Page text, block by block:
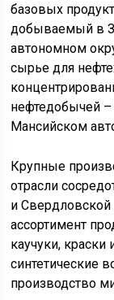
базовых
добываемый в
автономном
сырье для
нефтедобычей –
Мансийском
Крупные
отрасли
и Свердловской
ассортимент
каучуки,
синтетические
производство